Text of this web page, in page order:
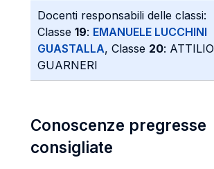
Docenti responsabili delle classi:
Classe 19: EMANUELE LUCCHINI
GUASTALLA, Classe 20: ATTILIO
GUARNERI
Conoscenze pregresse
consigliate